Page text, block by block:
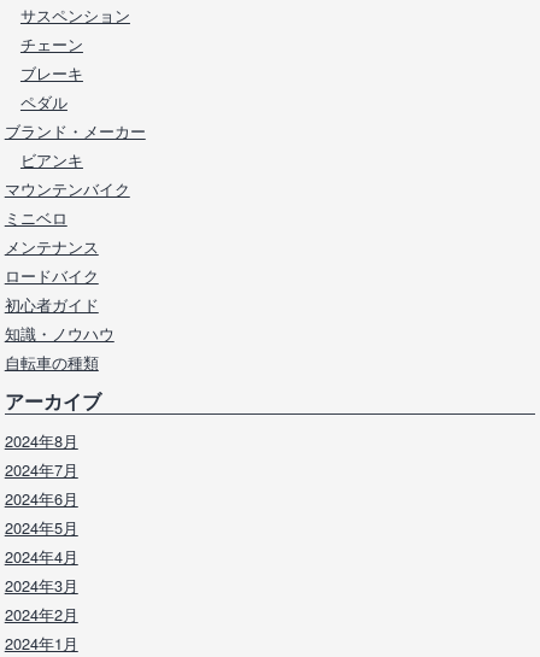
サスペンション
チェーン
ブレーキ
ペダル
ブランド・メーカー
ビアンキ
マウンテンバイク
ミニベロ
メンテナンス
ロードバイク
初心者ガイド
知識・ノウハウ
自転車の種類
アーカイブ
2024年8月
2024年7月
2024年6月
2024年5月
2024年4月
2024年3月
2024年2月
2024年1月